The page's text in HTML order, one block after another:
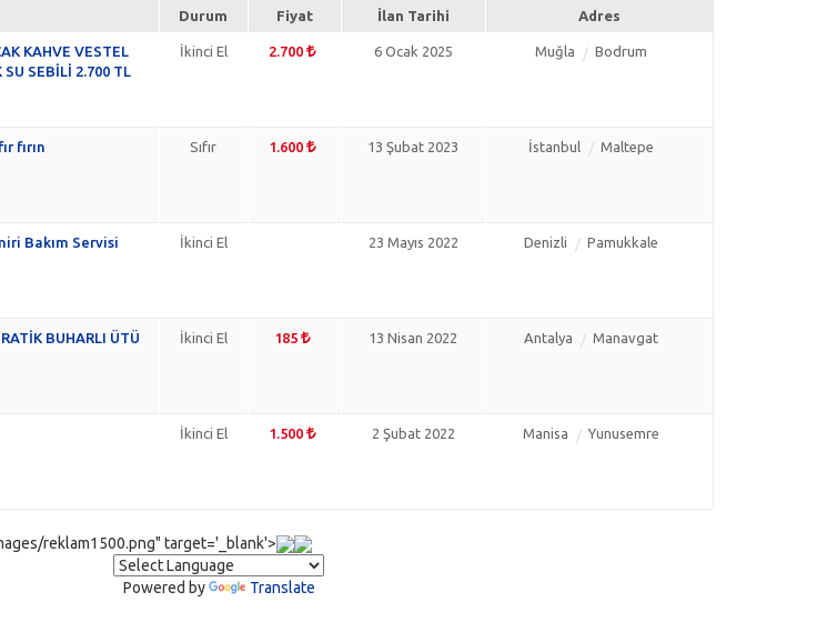
Durum Fiyat İlan Tarihi Adres
KAHVE VESTEL
SU SEBİLİ 2.700 TL
İkinci El 2.700 6 Ocak 2025 Muğla Bodrum
fırın Sıfır 1.600 13 Şubat 2023 İstanbul Maltepe
Bakım Servisi
İkinci El 23 Mayıs 2022 Denizli Pamukkale
BUHARLI ÜTÜ İkinci El 185 13 Nisan 2022 Antalya Manavgat
İkinci El 1.500 2 Şubat 2022 Manisa Yunusemre
reklam1500.png" target='_blank'>
Powered by Translate